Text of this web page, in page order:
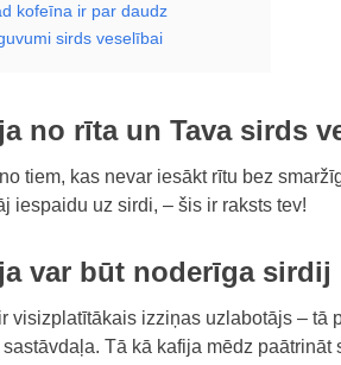
kofeīna ir par daudz
sirds veselībai
no rīta un Tava sirds
tiem, kas nevar iesākt rītu bez
iespaidu uz sirdi, – šis ir raksts tev!
var būt noderīga sirdij
visizplatītākais izziņas uzlabotājs –
Tā kā kafija mēdz